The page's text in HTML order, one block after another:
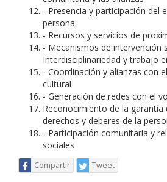
- Presencia y participación del
persona
- Recursos y servicios de
- Mecanismos de intervención
Interdisciplinariedad y trabajo
- Coordinación y alianzas con
cultural
- Generación de redes con el
Reconocimiento de la garantía
derechos y deberes de la
- Participación comunitaria y
sociales
Compartir Tweet